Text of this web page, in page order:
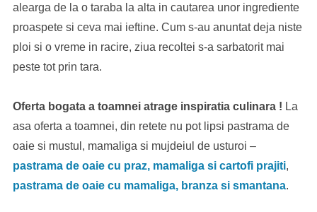
alearga de la o taraba la alta in cautarea unor ingrediente
proaspete si ceva mai ieftine. Cum s-au anuntat deja niste
ploi si o vreme in racire, ziua recoltei s-a sarbatorit mai
peste tot prin tara.
Oferta bogata a toamnei atrage inspiratia culinara ! La
asa oferta a toamnei, din retete nu pot lipsi pastrama de
oaie si mustul, mamaliga si mujdeiul de usturoi –
pastrama de oaie cu praz, mamaliga si cartofi prajiti,
pastrama de oaie cu mamaliga, branza si smantana.